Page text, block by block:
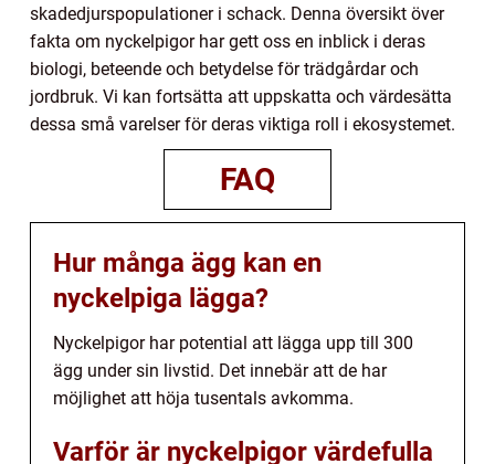
skadedjurspopulationer i schack. Denna översikt över
fakta om nyckelpigor har gett oss en inblick i deras
biologi, beteende och betydelse för trädgårdar och
jordbruk. Vi kan fortsätta att uppskatta och värdesätta
dessa små varelser för deras viktiga roll i ekosystemet.
FAQ
Hur många ägg kan en
nyckelpiga lägga?
Nyckelpigor har potential att lägga upp till 300
ägg under sin livstid. Det innebär att de har
möjlighet att höja tusentals avkomma.
Varför är nyckelpigor värdefulla